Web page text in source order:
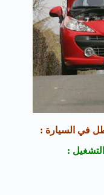
في السيارة :
: